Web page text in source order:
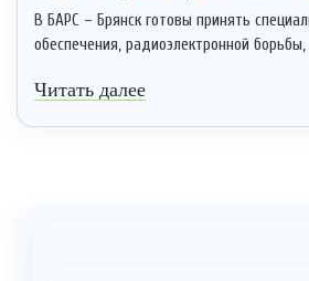
В БАРС – Брянск готовы принять
обеспечения, радиоэлектронной борьбы,
Читать далее